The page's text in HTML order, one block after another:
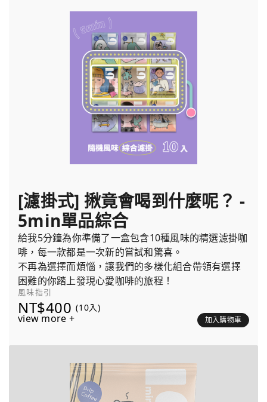
[濾掛式] 揪竟會喝到什麼呢？ -
5min單品綜合
給我5分鐘為你準備了一盒包含10種風味的精選濾掛咖
啡，每一款都是一次新的嘗試和驚喜。
不再為選擇而煩惱，讓我們的多樣化組合帶領有選擇
困難的你踏上發現心愛咖啡的旅程！
風味指引
NT$400 (10入)
view more + 加入購物車